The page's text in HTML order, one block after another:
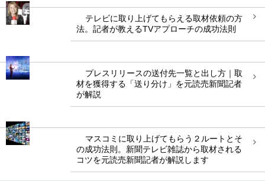
テレビに取り上げてもらえる取材依頼の方
法。記者が教えるTVアプローチの成功法則
プレスリリースの送付先一覧と出し方｜取
材を獲得する「送り分け」を元読売新聞記者
が解説
マスコミに取り上げてもらう２ルートとそ
の成功法則。新聞テレビ雑誌から取材される
コツを元読売新聞記者が解説します